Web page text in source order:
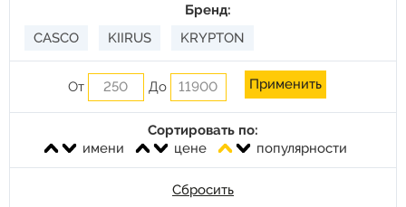
Бренд:
CASCO
KIIRUS KRYPTON
Сортировать по:
имени
цене популярности
От До
Сбросить